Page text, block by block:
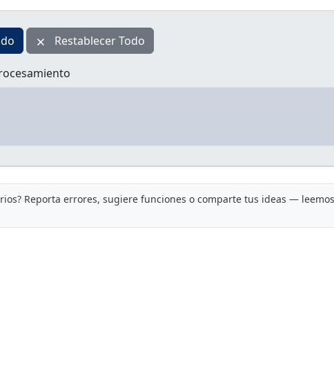
Restablecer Todo
Reporta errores, sugiere funciones o comparte tus ideas — leemos